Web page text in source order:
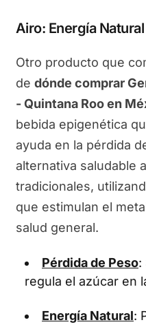
Airo: Energía
Otro producto que
de dónde comprar
- Quintana Roo en
bebida epigenética
ayuda en la pérdida
alternativa saludable
tradicionales,
que estimulan el
salud general.
Pérdida de Peso:
regula el azúcar en
Energía Natural: